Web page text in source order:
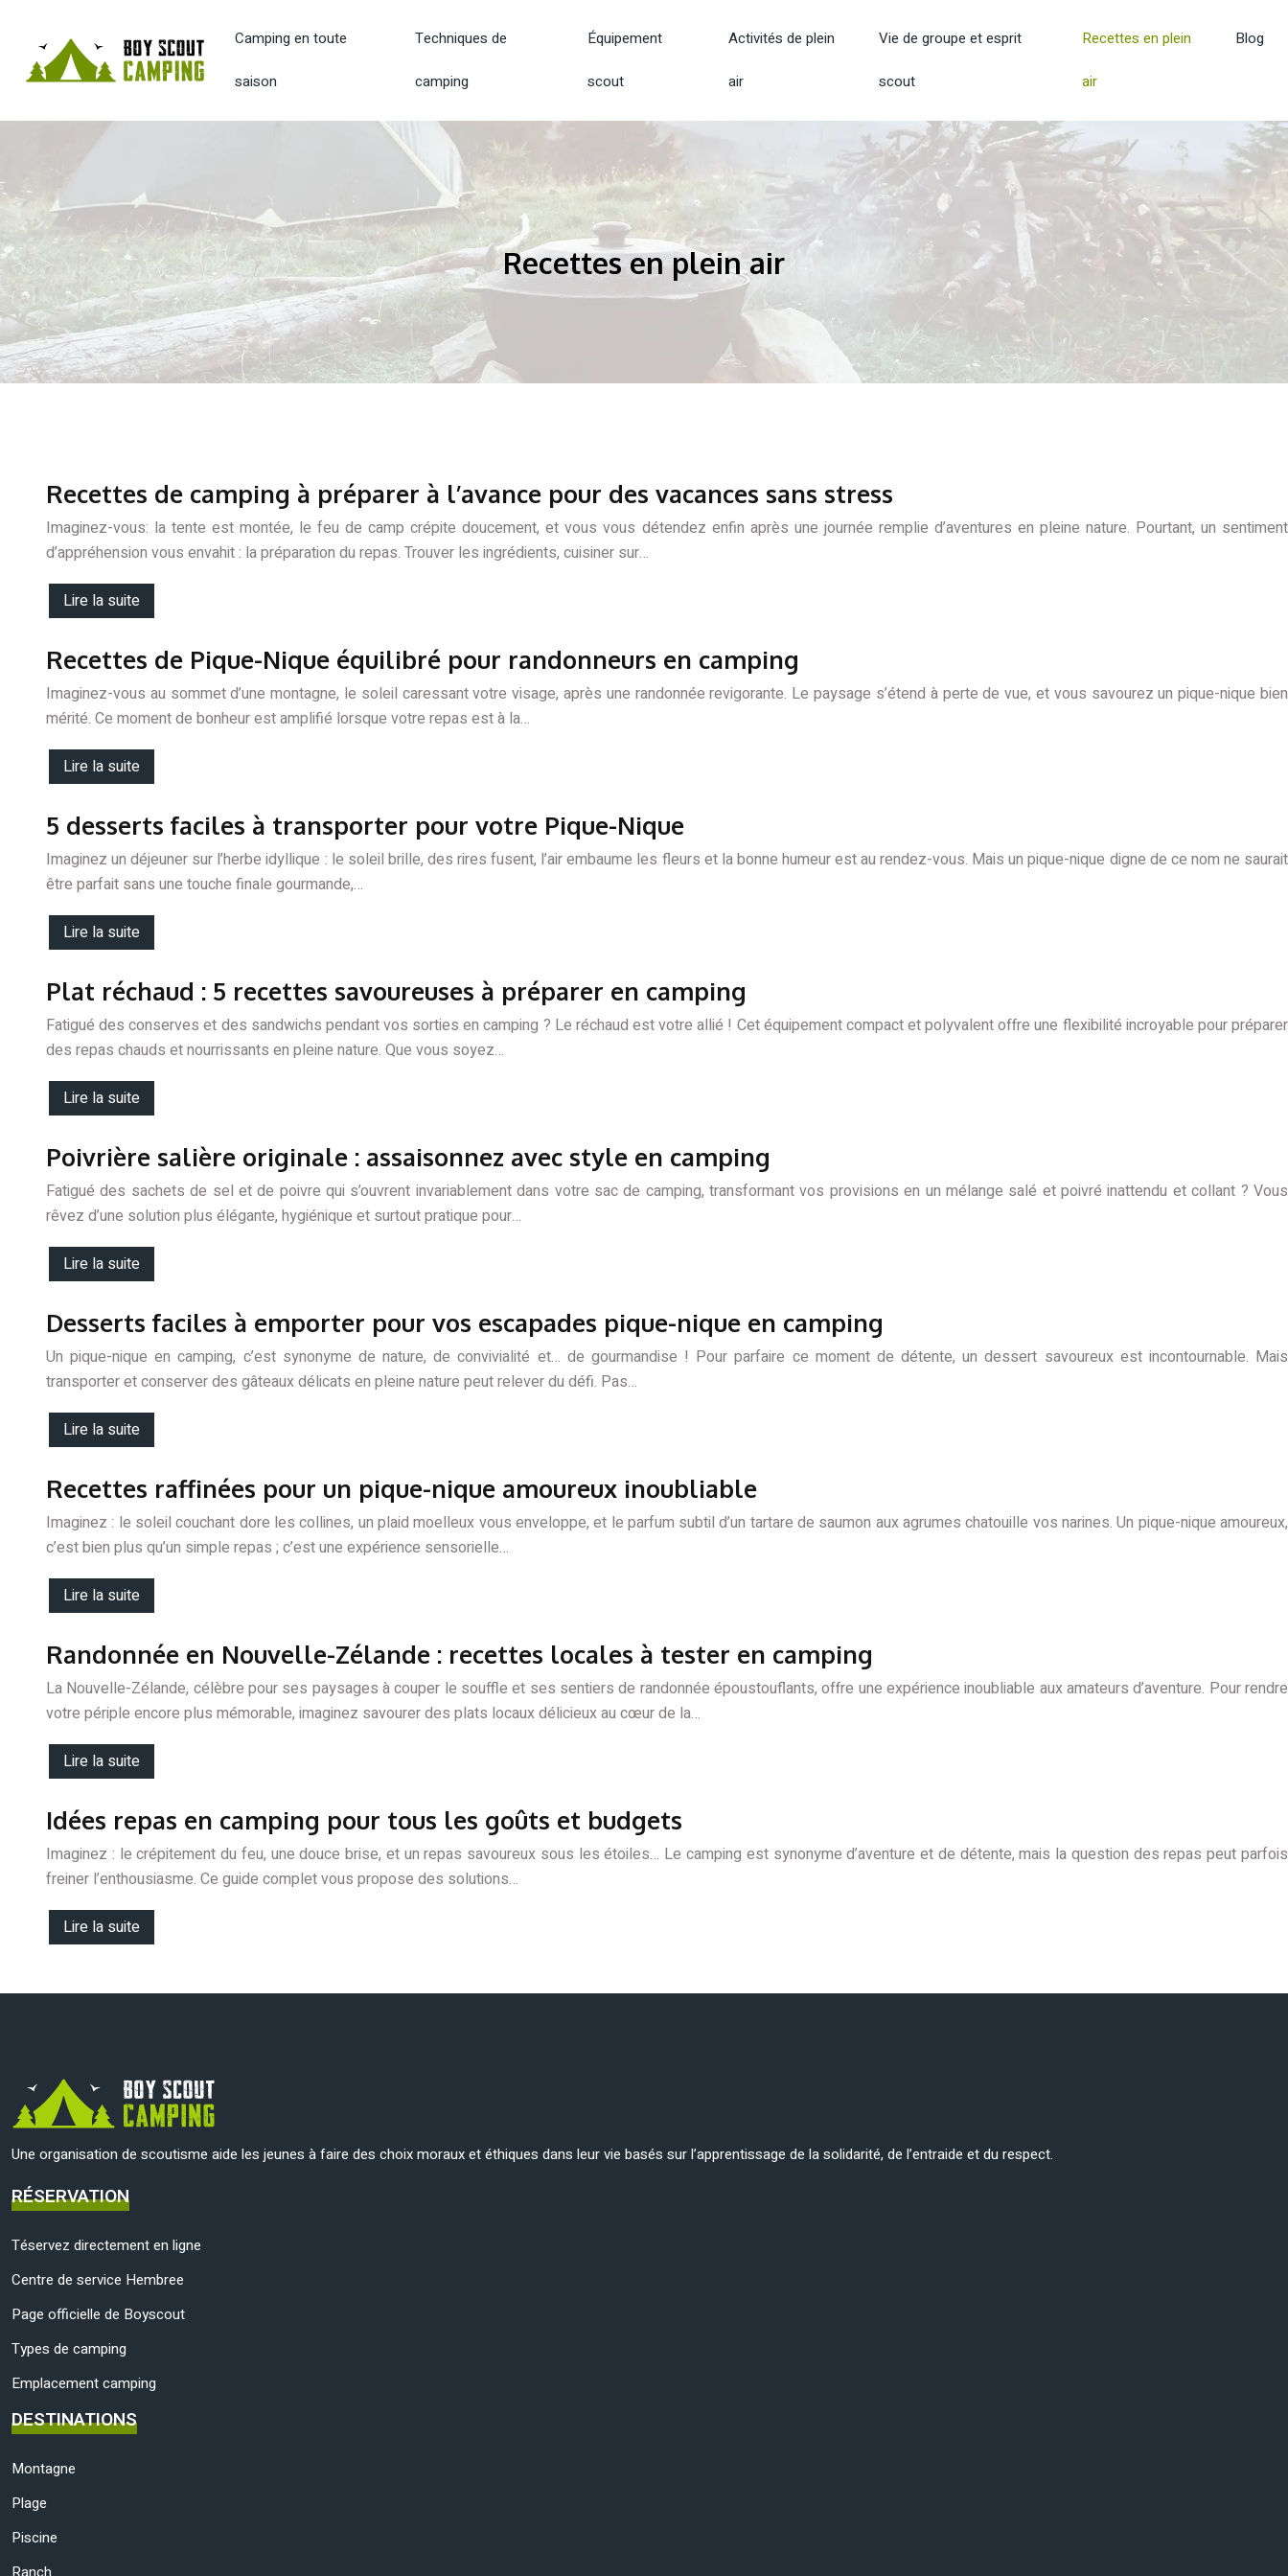
Camping en toute
saison
Techniques de
camping
Équipement
scout
Activités de plein
air
Vie de groupe et esprit
scout
Recettes en plein
air
Blog
Recettes en plein air
Recettes de camping à préparer à l’avance pour des vacances sans stress
Imaginez-vous: la tente est montée, le feu de camp crépite doucement, et vous vous détendez enfin après une journée remplie d’aventures en pleine nature. Pourtant, un sentiment
d’appréhension vous envahit : la préparation du repas. Trouver les ingrédients, cuisiner sur…
Lire la suite
Recettes de Pique-Nique équilibré pour randonneurs en camping
Imaginez-vous au sommet d’une montagne, le soleil caressant votre visage, après une randonnée revigorante. Le paysage s’étend à perte de vue, et vous savourez un pique-nique bien
mérité. Ce moment de bonheur est amplifié lorsque votre repas est à la…
Lire la suite
5 desserts faciles à transporter pour votre Pique-Nique
Imaginez un déjeuner sur l’herbe idyllique : le soleil brille, des rires fusent, l’air embaume les fleurs et la bonne humeur est au rendez-vous. Mais un pique-nique digne de ce nom ne saurait
être parfait sans une touche finale gourmande,…
Lire la suite
Plat réchaud : 5 recettes savoureuses à préparer en camping
Fatigué des conserves et des sandwichs pendant vos sorties en camping ? Le réchaud est votre allié ! Cet équipement compact et polyvalent offre une flexibilité incroyable pour préparer
des repas chauds et nourrissants en pleine nature. Que vous soyez…
Lire la suite
Poivrière salière originale : assaisonnez avec style en camping
Fatigué des sachets de sel et de poivre qui s’ouvrent invariablement dans votre sac de camping, transformant vos provisions en un mélange salé et poivré inattendu et collant ? Vous
rêvez d’une solution plus élégante, hygiénique et surtout pratique pour…
Lire la suite
Desserts faciles à emporter pour vos escapades pique-nique en camping
Un pique-nique en camping, c’est synonyme de nature, de convivialité et… de gourmandise ! Pour parfaire ce moment de détente, un dessert savoureux est incontournable. Mais
transporter et conserver des gâteaux délicats en pleine nature peut relever du défi. Pas…
Lire la suite
Recettes raffinées pour un pique-nique amoureux inoubliable
Imaginez : le soleil couchant dore les collines, un plaid moelleux vous enveloppe, et le parfum subtil d’un tartare de saumon aux agrumes chatouille vos narines. Un pique-nique amoureux,
c’est bien plus qu’un simple repas ; c’est une expérience sensorielle…
Lire la suite
Randonnée en Nouvelle-Zélande : recettes locales à tester en camping
La Nouvelle-Zélande, célèbre pour ses paysages à couper le souffle et ses sentiers de randonnée époustouflants, offre une expérience inoubliable aux amateurs d’aventure. Pour rendre
votre périple encore plus mémorable, imaginez savourer des plats locaux délicieux au cœur de la…
Lire la suite
Idées repas en camping pour tous les goûts et budgets
Imaginez : le crépitement du feu, une douce brise, et un repas savoureux sous les étoiles… Le camping est synonyme d’aventure et de détente, mais la question des repas peut parfois
freiner l’enthousiasme. Ce guide complet vous propose des solutions…
Lire la suite
Une organisation de scoutisme aide les jeunes à faire des choix moraux et éthiques dans leur vie basés sur l’apprentissage de la solidarité, de l’entraide et du respect.
RÉSERVATION
Téservez directement en ligne
Centre de service Hembree
Page officielle de Boyscout
Types de camping
Emplacement camping
DESTINATIONS
Montagne
Plage
Piscine